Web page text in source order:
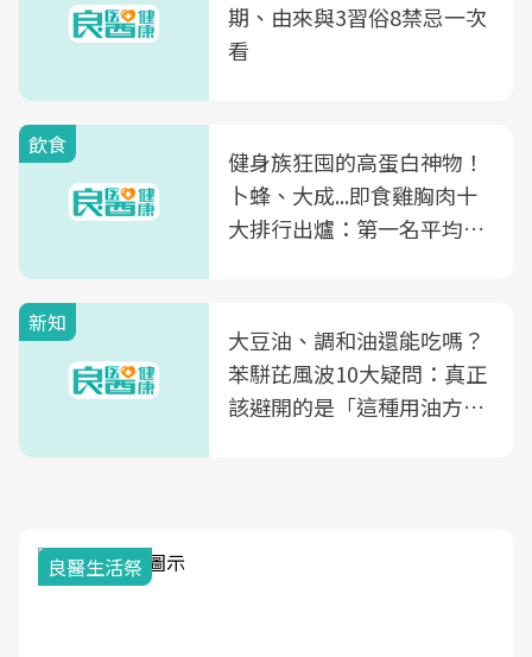
期、由來與3習俗8禁忌一次
看
飲食
健身族狂囤的高蛋白神物！
卜蜂、大成...即食雞胸肉十
大排行出爐：第一名平均一
新知
大豆油、調和油還能吃嗎？
苯駢芘風波10大疑問：真正
該避開的是「這種用油方
我與健康韌性的距離